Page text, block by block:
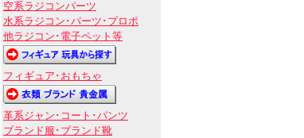
空系ラジコンパーツ
水系ラジコン･パーツ･プロポ
他ラジコン･電子ペット等
フィギュア･おもちゃ
革系ジャン･コート･パンツ
ブランド服･ブランド靴